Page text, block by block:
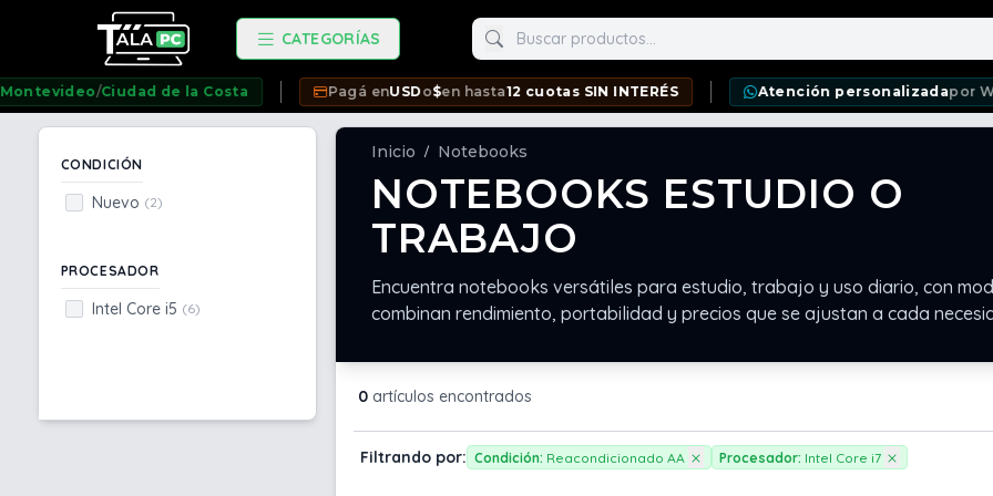
CATEGORÍAS Buscar productos
/Ciudad de la Costa Pagá enUSDo$en hasta 12 cuotas SIN INTERÉS Atención personalizada por
CONDICIÓN
Nuevo (2)
PROCESADOR
Intel Core i5 (6)
Inicio / Notebooks
NOTEBOOKS ESTUDIO O
TRABAJO
Encuentra notebooks versátiles para estudio, trabajo y uso diario, con
combinan rendimiento, portabilidad y precios que se ajustan a cada
0artículos encontrados
Filtrando por: Condición: Reacondicionado AA Procesador: Intel Core i7